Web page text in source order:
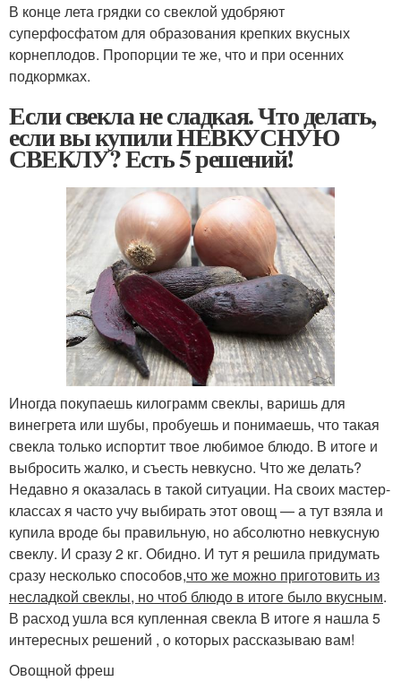
В конце лета грядки со свеклой удобряют
суперфосфатом для образования крепких вкусных
корнеплодов. Пропорции те же, что и при осенних
подкормках.
Если свекла не сладкая. Что делать,
если вы купили НЕВКУСНУЮ
СВЕКЛУ? Есть 5 решений!
Иногда покупаешь килограмм свеклы, варишь для
винегрета или шубы, пробуешь и понимаешь, что такая
свекла только испортит твое любимое блюдо. В итоге и
выбросить жалко, и съесть невкусно. Что же делать?
Недавно я оказалась в такой ситуации. На своих мастер-
классах я часто учу выбирать этот овощ — а тут взяла и
купила вроде бы правильную, но абсолютно невкусную
свеклу. И сразу 2 кг. Обидно. И тут я решила придумать
сразу несколько способов,что же можно приготовить из
несладкой свеклы, но чтоб блюдо в итоге было вкусным.
В расход ушла вся купленная свекла В итоге я нашла 5
интересных решений , о которых рассказываю вам!
Овощной фреш